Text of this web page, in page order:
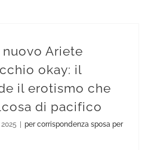
Ariete
okay: il
il erotismo che
di pacifico
| per corrispondenza sposa per